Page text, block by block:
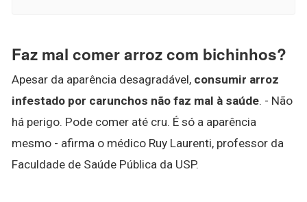
Faz mal comer arroz com bichinhos?
Apesar da aparência desagradável, consumir arroz
infestado por carunchos não faz mal à saúde. - Não
há perigo. Pode comer até cru. É só a aparência
mesmo - afirma o médico Ruy Laurenti, professor da
Faculdade de Saúde Pública da USP.